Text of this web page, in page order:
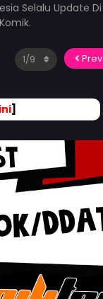
Selalu Update Di
Prev
]